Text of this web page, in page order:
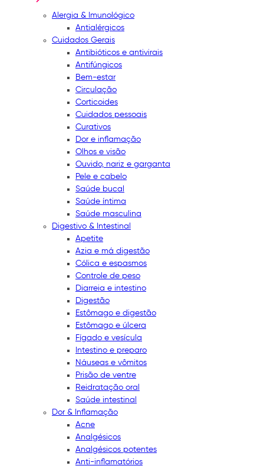
Alergia & Imunológico
Antialérgicos
Cuidados Gerais
Antibióticos e antivirais
Antifúngicos
Bem-estar
Circulação
Corticoides
Cuidados pessoais
Curativos
Dor e inflamação
Olhos e visão
Ouvido, nariz e garganta
Pele e cabelo
Saúde bucal
Saúde íntima
Saúde masculina
Digestivo & Intestinal
Apetite
Azia e má digestão
Cólica e espasmos
Controle de peso
Diarreia e intestino
Digestão
Estômago e digestão
Estômago e úlcera
Fígado e vesícula
Intestino e preparo
Náuseas e vômitos
Prisão de ventre
Reidratação oral
Saúde intestinal
Dor & Inflamação
Acne
Analgésicos
Analgésicos potentes
Anti-inflamatórios